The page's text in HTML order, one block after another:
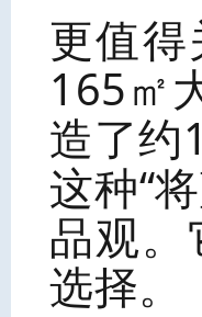
更值
165㎡
造了约
这种“
品观
选择。